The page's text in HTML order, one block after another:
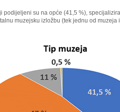
podijeljeni su na opće (41,5 %),
muzejsku izložbu (tek jednu od muzeja